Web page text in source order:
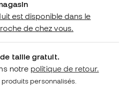
est disponible dans le
de chez vous.
taille gratuit.
notre politique de retour.
personnalisés.